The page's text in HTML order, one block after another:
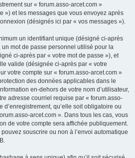
sur « forum.asso-arcet.com »
») et les messages que vous envoyez après
(désignés ici par « vos messages »).
un identifiant unique (désigné ci-après
un mot de passe personnel utilisé pour la
ci-après par « votre mot de passe »), et
valide (désignée ci-après par « votre
votre compte sur « forum.asso-arcet.com »
des données applicables dans le
en-dehors de votre nom d’utilisateur,
adresse courriel requise par « forum.asso-
d’enregistrement, qu’elle soit obligatoire ou
arcet.com ». Dans tous les cas, vous
de votre compte sera affichée publiquement.
souscrire ou non à l’envoi automatique